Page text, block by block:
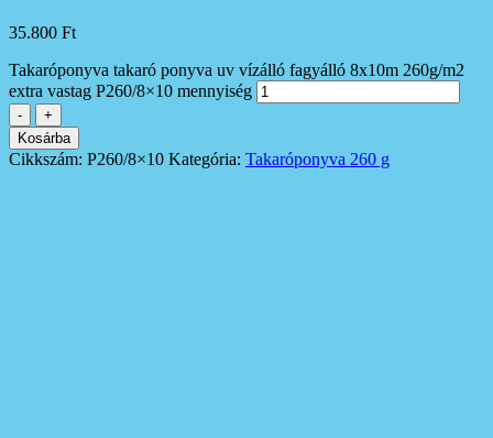
35.800 Ft
Takaróponyva takaró ponyva uv vízálló fagyálló 8x10m 260g/m2
extra vastag P260/8×10 mennyiség
-
+
Kosárba
Cikkszám: P260/8×10 Kategória: Takaróponyva 260 g